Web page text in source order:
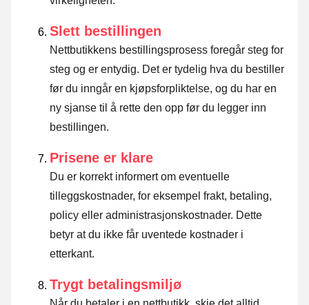
Slett bestillingen
Nettbutikkens bestillingsprosess foregår steg for
steg og er entydig. Det er tydelig hva du bestiller
før du inngår en kjøpsforpliktelse, og du har en
ny sjanse til å rette den opp før du legger inn
bestillingen.
Prisene er klare
Du er korrekt informert om eventuelle
tilleggskostnader, for eksempel frakt, betaling,
policy eller administrasjonskostnader. Dette
betyr at du ikke får uventede kostnader i
etterkant.
Trygt betalingsmiljø